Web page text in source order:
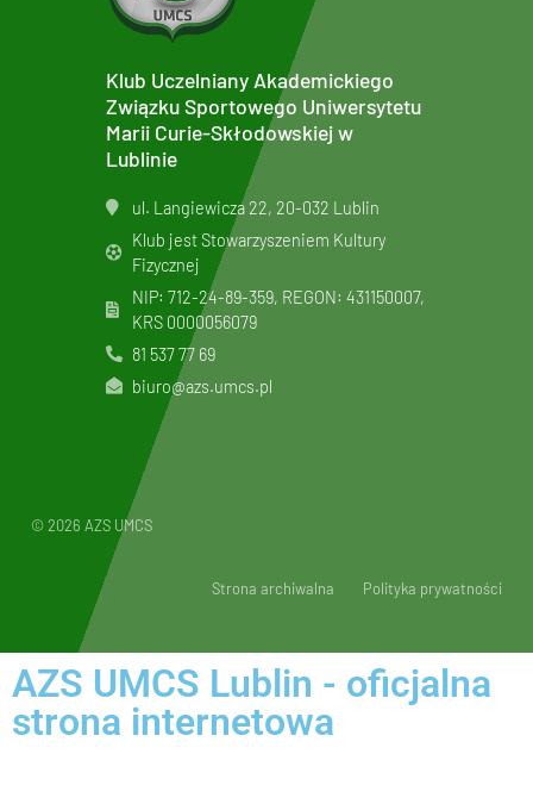
Klub Uczelniany Akademickiego
Związku Sportowego Uniwersytetu
Marii Curie-Skłodowskiej w
Lublinie
ul. Langiewicza 22, 20-032 Lublin
Klub jest Stowarzyszeniem Kultury
Fizycznej
NIP: 712-24-89-359, REGON: 431150007,
KRS 0000056079
81 537 77 69
biuro@azs.umcs.pl
© 2026 AZS UMCS
Strona archiwalna Polityka prywatności
AZS UMCS Lublin - oficjalna
strona internetowa